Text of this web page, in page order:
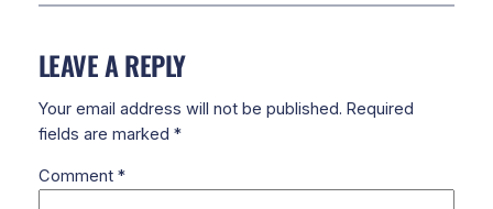
LEAVE A REPLY
Your email address will not be published. Required
fields are marked *
Comment *